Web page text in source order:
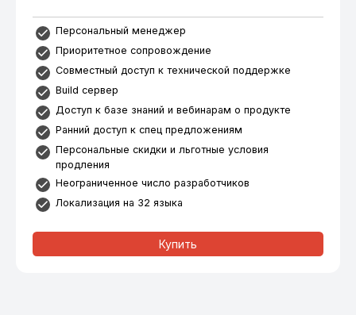
Персональный менеджер
Приоритетное сопровождение
Совместный доступ к технической поддержке
Build сервер
Доступ к базе знаний и вебинарам о продукте
Ранний доступ к спец предложениям
Персональные скидки и льготные условия
продления
Неограниченное число разработчиков
Локализация на 32 языка
Купить